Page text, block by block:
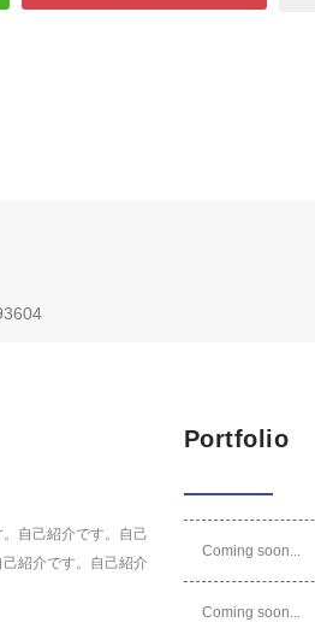
自己紹介です。自己
紹介です。自己紹介
Portfolio
Coming soon...
Coming soon...